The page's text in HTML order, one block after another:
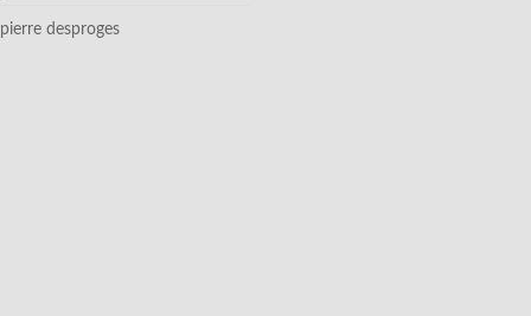
pierre desproges